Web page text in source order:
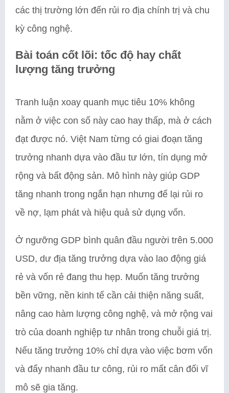
các thị trường lớn đến rủi ro địa chính trị và chu
kỳ công nghệ.
Bài toán cốt lõi: tốc độ hay chất
lượng tăng trưởng
Tranh luận xoay quanh mục tiêu 10% không
nằm ở việc con số này cao hay thấp, mà ở cách
đạt được nó. Việt Nam từng có giai đoạn tăng
trưởng nhanh dựa vào đầu tư lớn, tín dụng mở
rộng và bất động sản. Mô hình này giúp GDP
tăng nhanh trong ngắn hạn nhưng để lại rủi ro
về nợ, lạm phát và hiệu quả sử dụng vốn.
Ở ngưỡng GDP bình quân đầu người trên 5.000
USD, dư địa tăng trưởng dựa vào lao động giá
rẻ và vốn rẻ đang thu hẹp. Muốn tăng trưởng
bền vững, nền kinh tế cần cải thiện năng suất,
nâng cao hàm lượng công nghệ, và mở rộng vai
trò của doanh nghiệp tư nhân trong chuỗi giá trị.
Nếu tăng trưởng 10% chỉ dựa vào việc bơm vốn
và đẩy nhanh đầu tư công, rủi ro mất cân đối vĩ
mô sẽ gia tăng.